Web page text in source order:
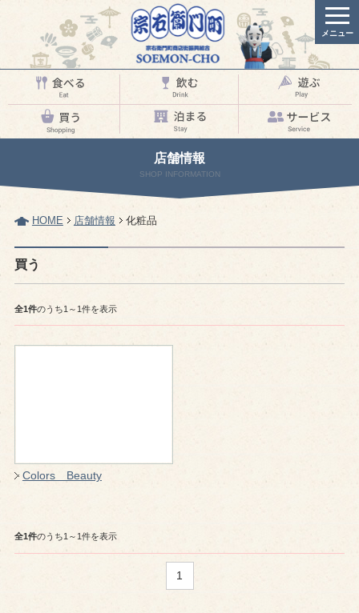
メニュー
店舗情報
SHOP INFORMATION
HOME 店舗情報 化粧品
買う
全1件のうち1～1件を表示
Colors Beauty
全1件のうち1～1件を表示
1